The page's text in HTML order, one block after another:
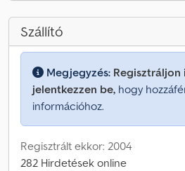
Szállító
Megjegyzés: Regisztráljon
jelentkezzen be, hogy
információhoz.
Regisztrált ekkor: 2004
282 Hirdetések online